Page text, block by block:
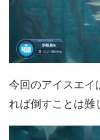
今回のアイスエイ
れば倒すことは難